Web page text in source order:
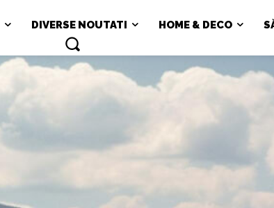
DIVERSE NOUTATI HOME & DECO